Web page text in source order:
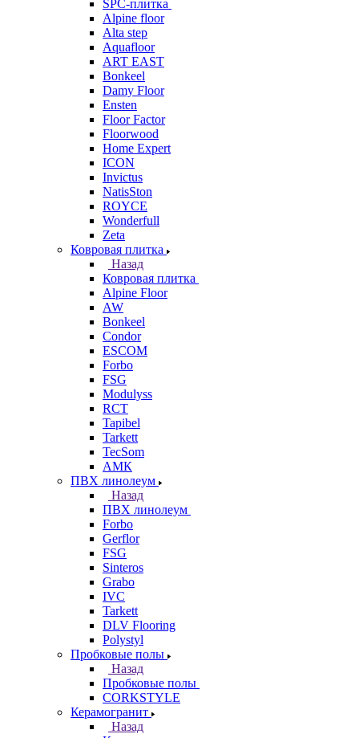
SPC-плитка
Alpine floor
Alta step
Aquafloor
ART EAST
Bonkeel
Damy Floor
Ensten
Floor Factor
Floorwood
Home Expert
ICON
Invictus
NatisSton
ROYCE
Wonderfull
Zeta
Ковровая плитка
Назад
Ковровая плитка
Alpine Floor
AW
Bonkeel
Condor
ESCOM
Forbo
FSG
Modulyss
RCT
Tapibel
Tarkett
TecSom
АМК
ПВХ линолеум
Назад
ПВХ линолеум
Forbo
Gerflor
FSG
Sinteros
Grabo
IVC
Tarkett
DLV Flooring
Polystyl
Пробковые полы
Назад
Пробковые полы
CORKSTYLE
Керамогранит
Назад